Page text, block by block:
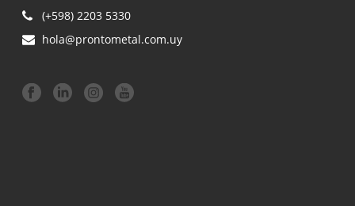
(+598) 2203 5330
hola@prontometal.com.uy